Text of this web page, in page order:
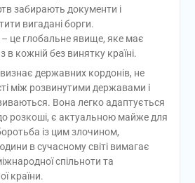
забирають документи і
вигадані борги.
це глобальне явище, яке має
в кожній без винятку країні.
державних кордонів, не
між розвинутими державами і
Вона легко адаптується
до розкоші, є актуальною майже для
із цим злочином,
в сучасному світі вимагає
спільноти та
країни.